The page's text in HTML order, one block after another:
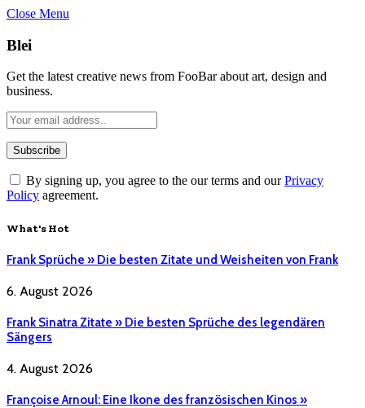
Close Menu
Blei
Get the latest creative news from FooBar about art, design and
business.
By signing up, you agree to the our terms and ourPrivacy
Policy agreement.
What's Hot
Frank Sprüche » Die besten Zitate und Weisheiten von Frank
6. August 2026
Frank Sinatra Zitate » Die besten Sprüche des legendären
Sängers
4. August 2026
Françoise Arnoul: Eine Ikone des französischen Kinos »